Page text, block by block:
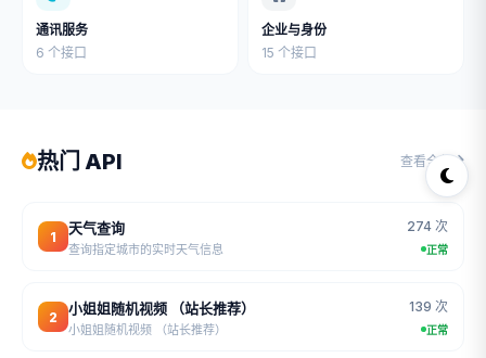
通讯服务
6 个接口
企业与身份
15 个接口
热门 API 查看全部
1
天气查询
查询指定城市的实时天气信息
274 次
正常
2
小姐姐随机视频 （站长推荐）
小姐姐随机视频 （站长推荐）
139 次
正常